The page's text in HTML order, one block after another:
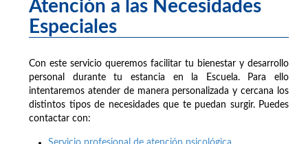
Atención a las Necesidades
Especiales
Con este servicio queremos facilitar tu bienestar y desarrollo
personal durante tu estancia en la Escuela. Para ello
intentaremos atender de manera personalizada y cercana los
distintos tipos de necesidades que te puedan surgir. Puedes
contactar con: